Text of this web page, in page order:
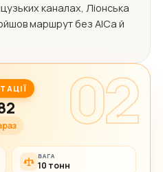
каналах, Ліонська
маршрут без АІСа й
02
ВАГА
10 тонн